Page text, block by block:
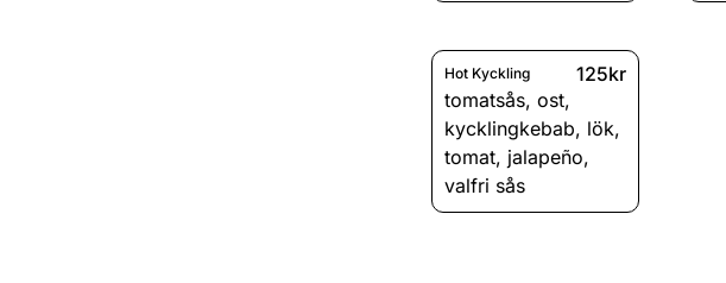
Hot Kyckling
125kr
tomatsås, ost,
kycklingkebab, lök,
tomat, jalapeño,
valfri sås